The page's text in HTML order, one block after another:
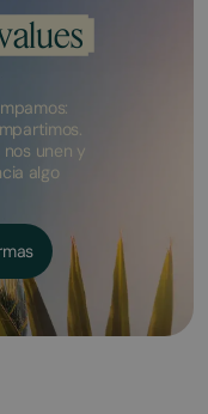
unen y
algo